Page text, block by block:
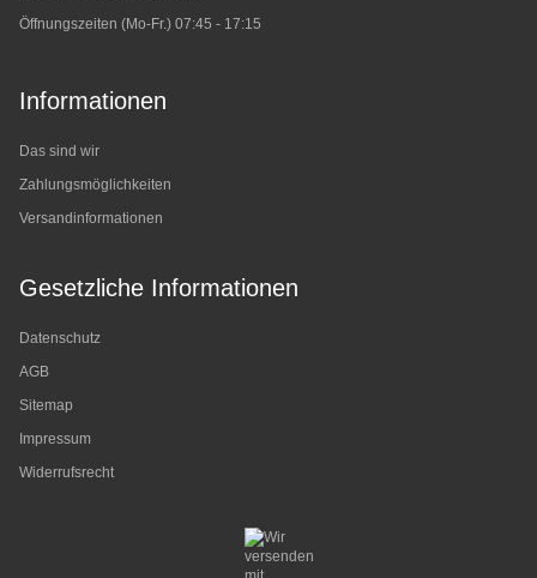
Öffnungszeiten (Mo-Fr.) 07:45 - 17:15
Informationen
Das sind wir
Zahlungsmöglichkeiten
Versandinformationen
Gesetzliche Informationen
Datenschutz
AGB
Sitemap
Impressum
Widerrufsrecht